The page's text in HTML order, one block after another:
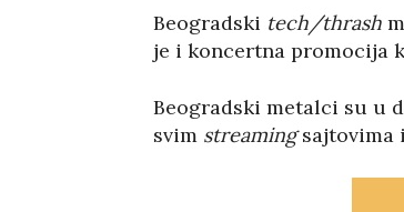
Beogradski tech/thrash
je i koncertna promocija
Beogradski metalci su u
svim streamingsajtovima